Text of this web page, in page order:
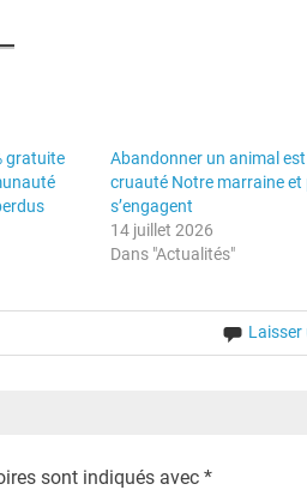
gratuite
Abandonner un animal
cruauté Notre marraine et
s’engagent
14 juillet 2026
Dans "Actualités"
Laisser
sont indiqués avec *